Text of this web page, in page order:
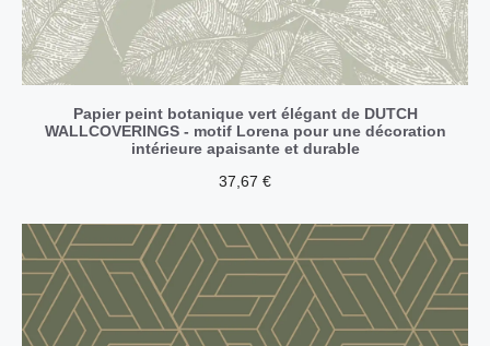
Papier peint botanique vert élégant de DUTCH
WALLCOVERINGS - motif Lorena pour une décoration
intérieure apaisante et durable
37,67 €